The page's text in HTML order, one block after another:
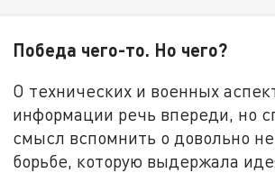
Победа чего-то. Но чего?
О технических и военных
информации речь впереди, но
смысл вспомнить о довольно
борьбе, которую выдержала